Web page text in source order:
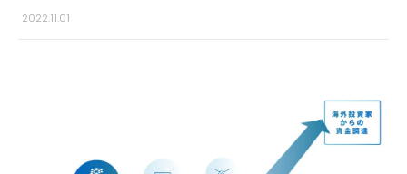
2022.11.01